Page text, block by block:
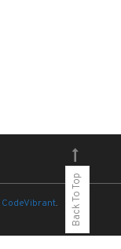
CodeVibrant. Back To Top